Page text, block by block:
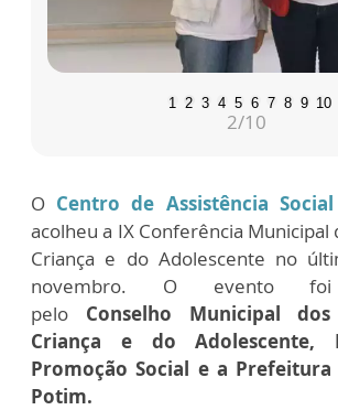
1 2 3 4 5 6 7 8 9 10
2/10
O Centro de Assistência
acolheu a IX Conferência Municipal
Criança e do Adolescente no
novembro. O evento foi
pelo Conselho Municipal
Criança e do Adolescente,
Promoção Social e a
Potim.